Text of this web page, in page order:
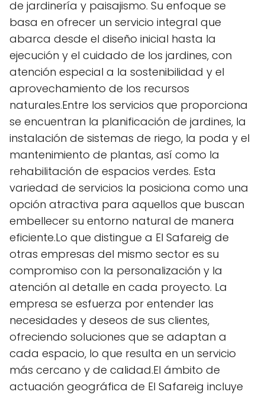
de jardinería y paisajismo. Su enfoque se
basa en ofrecer un servicio integral que
abarca desde el diseño inicial hasta la
ejecución y el cuidado de los jardines, con
atención especial a la sostenibilidad y el
aprovechamiento de los recursos
naturales.Entre los servicios que proporciona
se encuentran la planificación de jardines, la
instalación de sistemas de riego, la poda y el
mantenimiento de plantas, así como la
rehabilitación de espacios verdes. Esta
variedad de servicios la posiciona como una
opción atractiva para aquellos que buscan
embellecer su entorno natural de manera
eficiente.Lo que distingue a El Safareig de
otras empresas del mismo sector es su
compromiso con la personalización y la
atención al detalle en cada proyecto. La
empresa se esfuerza por entender las
necesidades y deseos de sus clientes,
ofreciendo soluciones que se adaptan a
cada espacio, lo que resulta en un servicio
más cercano y de calidad.El ámbito de
actuación geográfica de El Safareig incluye